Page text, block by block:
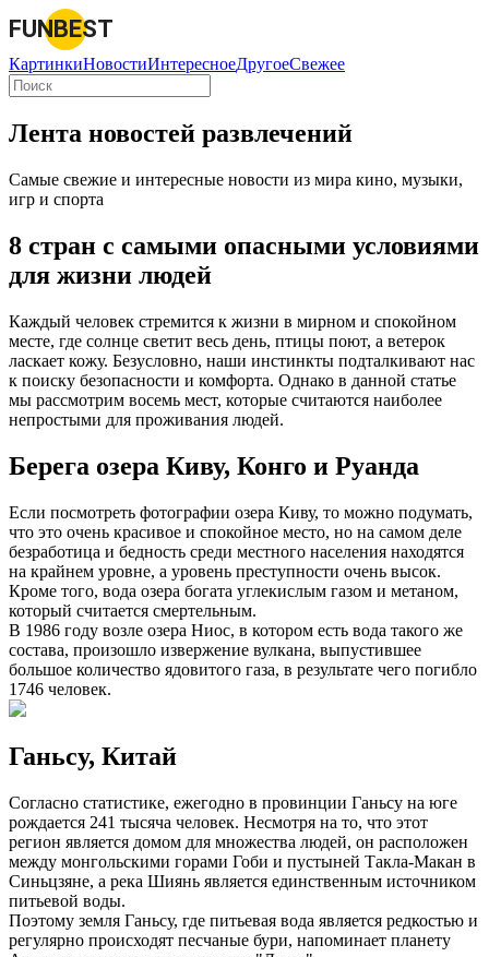
FUNBEST
КартинкиНовостиИнтересноеДругоеСвежее
Лента новостей развлечений
Самые свежие и интересные новости из мира кино, музыки,
игр и спорта
8 стран с самыми опасными условиями
для жизни людей
Каждый человек стремится к жизни в мирном и спокойном
месте, где солнце светит весь день, птицы поют, а ветерок
ласкает кожу. Безусловно, наши инстинкты подталкивают нас
к поиску безопасности и комфорта. Однако в данной статье
мы рассмотрим восемь мест, которые считаются наиболее
непростыми для проживания людей.
Берега озера Киву, Конго и Руанда
Если посмотреть фотографии озера Киву, то можно подумать,
что это очень красивое и спокойное место, но на самом деле
безработица и бедность среди местного населения находятся
на крайнем уровне, а уровень преступности очень высок.
Кроме того, вода озера богата углекислым газом и метаном,
который считается смертельным.
В 1986 году возле озера Ниос, в котором есть вода такого же
состава, произошло извержение вулкана, выпустившее
большое количество ядовитого газа, в результате чего погибло
1746 человек.
Ганьсу, Китай
Согласно статистике, ежегодно в провинции Ганьсу на юге
рождается 241 тысяча человек. Несмотря на то, что этот
регион является домом для множества людей, он расположен
между монгольскими горами Гоби и пустыней Такла-Макан в
Синьцзяне, а река Шиянь является единственным источником
питьевой воды.
Поэтому земля Ганьсу, где питьевая вода является редкостью и
регулярно происходят песчаные бури, напоминает планету